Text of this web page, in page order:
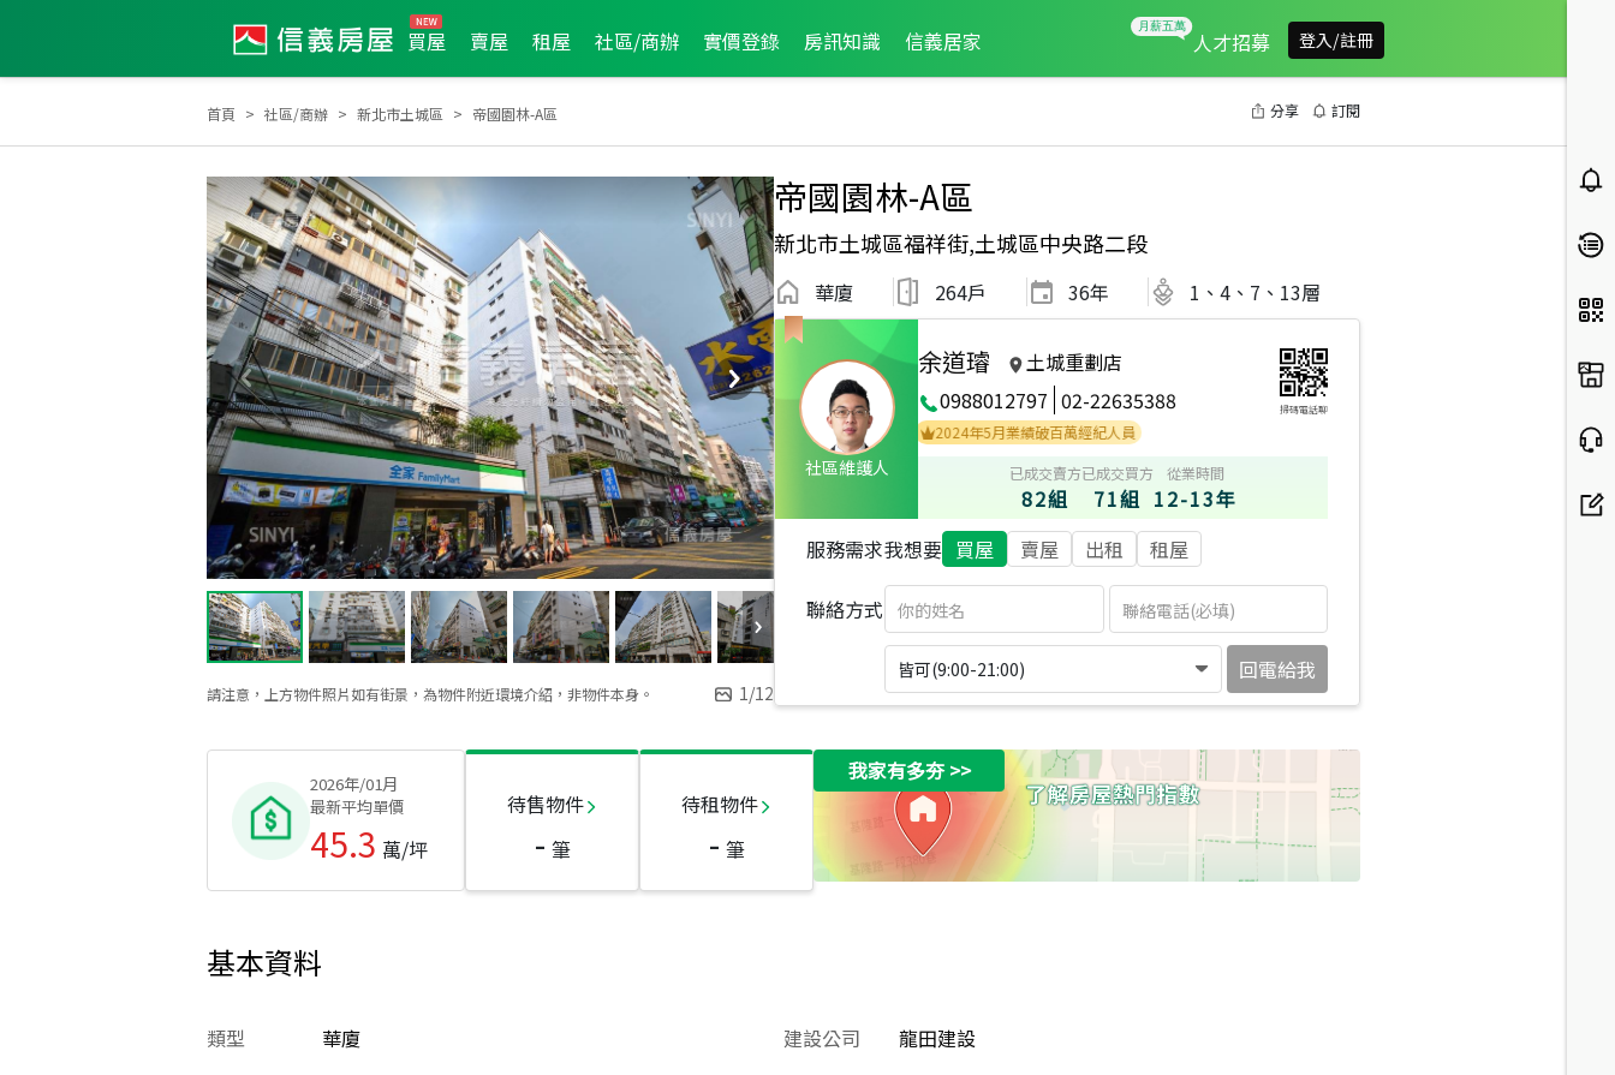
買屋 賣屋 租屋 社區/商辦 實價登錄 房訊知識 信義居家 人才招募 登入/註冊
首頁 社區/商辦 新北市土城區 帝國園林-A區 分享 訂閱
請注意，上方物件照片如有街景，為物件附近環境介紹，非物件本身。 1/12
帝國園林-A區
新北市土城區福祥街,土城區中央路二段
華廈 264戶 36年 1、4、7、13層
社區維護人
余道璿
土城重劃店
0988012797 02-22635388 掃碼電話聊
2023年7月區業績TOP3 2026年2月區成件TOP3 2023年11月區成件TOP3 2023年7月區成件TOP3
2024年5月業績破百萬經紀人員
已成交賣方
82組
已成交買方
71組
從業時間
12-13年
服務需求我想要 買屋 賣屋 出租 租屋
聯絡方式
皆可(9:00-21:00) 回電給我
2026年/01月
最新平均單價
45.3 萬/坪
待售物件
- 筆
待租物件
- 筆
我家有多夯>>
基本資料
類型
華廈
建設公司
龍田建設